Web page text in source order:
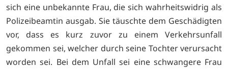
sich eine unbekannte Frau, die sich wahrheitswidrig als
Polizeibeamtin ausgab. Sie täuschte dem Geschädigten
vor, dass es kurz zuvor zu einem Verkehrsunfall
gekommen sei, welcher durch seine Tochter verursacht
worden sei. Bei dem Unfall sei eine schwangere Frau